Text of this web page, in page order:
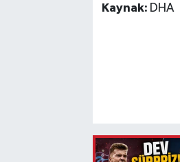
Kaynak: DHA